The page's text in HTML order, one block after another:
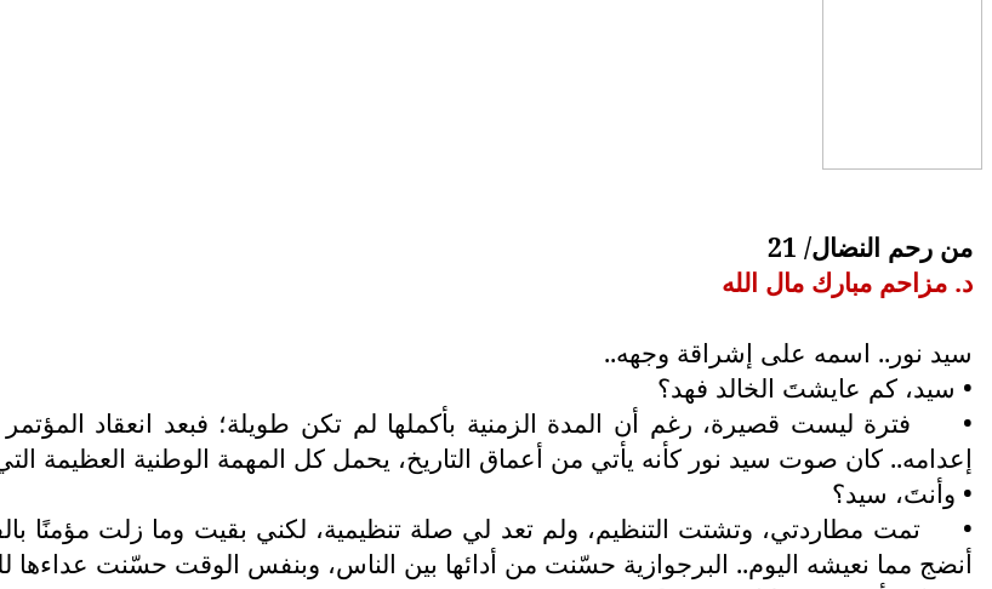
من رحم النضال/ 21
د. مزاحم مبارك مال الله
سيد نور.. اسمه على إشراقة وجهه..
• سيد، كم عايشتَ الخالد فهد؟
•
فترة ليست قصيرة، رغم أن المدة الزمنية بأكملها لم تكن طويلة؛ فبعد انعقاد
إعدامه.. كان صوت سيد نور كأنه يأتي من أعماق التاريخ، يحمل كل المهمة الوطنية العظيمة
• وأنتَ، سيد؟
•
تمت مطاردتي، وتشتت التنظيم، ولم تعد لي صلة تنظيمية، لكني بقيت وما زلت مؤمنًا
أنضج مما نعيشه اليوم.. البرجوازية حسّنت من أدائها بين الناس، وبنفس الوقت حسّنت عداءها